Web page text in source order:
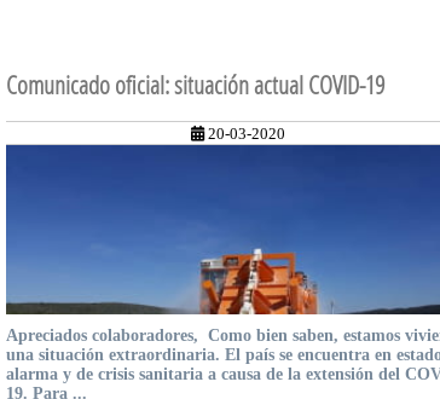
Comunicado oficial: situación actual COVID-19
20-03-2020
Apreciados colaboradores, Como bien saben, estamos
una situación extraordinaria. El país se encuentra en
alarma y de crisis sanitaria a causa de la extensión del
19. Para ...